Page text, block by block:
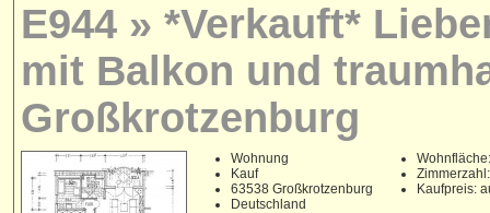
E944 » *Verkauft*
mit Balkon und
Großkrotzenburg
Wohnung
Kauf
63538 Großkrotzenburg
Deutschland
Kaufpreis: